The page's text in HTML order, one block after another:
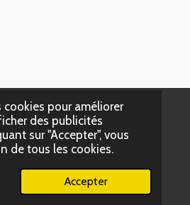
pour améliorer
des publicités
sur "Accepter", vous
de tous les cookies.
Accepter